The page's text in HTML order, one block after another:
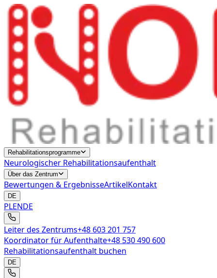
Rehabilitationsprogramme
Neurologischer Rehabilitationsaufenthalt
Über das Zentrum
Bewertungen & ErgebnisseArtikelKontakt
DE
PLENDE
Leiter des Zentrums+48 603 201 757
Koordinator für Aufenthalte+48 530 490 600
Rehabilitationsaufenthalt buchen
DE